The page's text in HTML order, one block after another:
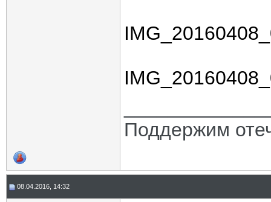
Поддержим
08.04.2016, 14:32